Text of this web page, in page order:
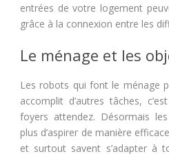
entrées de votre logement
grâce à la connexion entre les
Le ménage et les
Les robots qui font le ménage
accomplit d’autres tâches,
foyers attendez. Désormais les
plus d’aspirer de manière
et surtout savent s’adapter à